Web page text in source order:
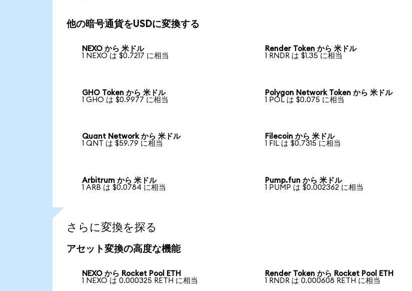
他の暗号通貨をUSDに変換する
NEXO から 米ドル
1 NEXO は $0.7217 に相当
Render Token から 米ドル
1 RNDR は $1.35 に相当
GHO Token から 米ドル
1 GHO は $0.9977 に相当
Polygon Network Token から 米ドル
1 POL は $0.075 に相当
Quant Network から 米ドル
1 QNT は $59.79 に相当
Filecoin から 米ドル
1 FIL は $0.7315 に相当
Arbitrum から 米ドル
1 ARB は $0.0784 に相当
Pump.fun から 米ドル
1 PUMP は $0.002362 に相当
さらに変換を探る
アセット変換の高度な機能
NEXO から Rocket Pool ETH
1 NEXO は 0.000325 RETH に相当
Render Token から Rocket Pool ETH
1 RNDR は 0.000608 RETH に相当